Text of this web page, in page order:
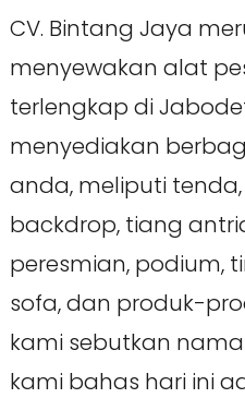
CV. Bintang Jaya
menyewakan alat
terlengkap di
menyediakan
anda, meliputi
backdrop, tiang
peresmian, podium,
sofa, dan produk-
kami sebutkan
kami bahas hari ini